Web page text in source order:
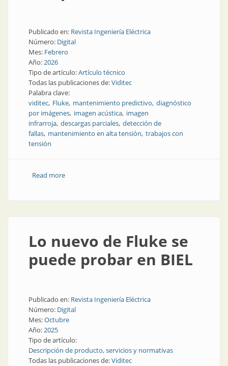
Publicado en: Revista Ingeniería Eléctrica
Número: Digital
Mes: Febrero
Año:2026
Tipo de artículo:Artículo técnico
Todas las publicaciones de:Viditec
Palabra clave:
viditec Fluke mantenimiento predictivo diagnóstico
por imágenes imagen acústica imagen
infrarroja descargas parciales detección de
fallas mantenimiento en alta tensión trabajos con
tensión
Read moreabout Diagnóstico por imágenes en mantenimiento
Lo nuevo de Fluke se
puede probar en BIEL
Publicado en: Revista Ingeniería Eléctrica
Número: Digital
Mes:Octubre
Año:2025
Tipo de artículo:
Descripción de producto, servicios y normativas
Todas las publicaciones de:Viditec